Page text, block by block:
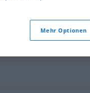
Mehr Optionen